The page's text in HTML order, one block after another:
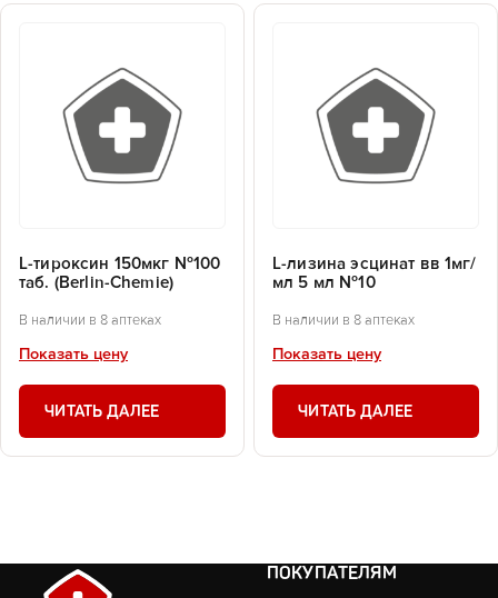
L-тироксин 150мкг №100
таб. (Berlin-Chemie)
В наличии в 8 аптеках
Показать цену
ЧИТАТЬ ДАЛЕЕ
L-лизина эсцинат вв 1мг/
мл 5 мл №10
В наличии в 8 аптеках
Показать цену
ЧИТАТЬ ДАЛЕЕ
ПОКУПАТЕЛЯМ